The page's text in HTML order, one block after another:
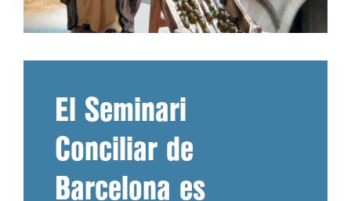
El Seminari
Conciliar de
Barcelona es